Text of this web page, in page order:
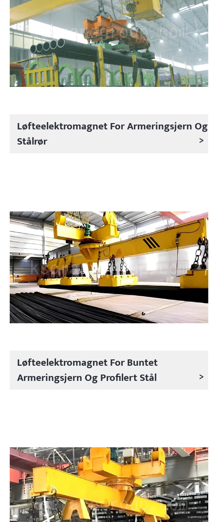
Løfteelektromagnet For Armeringsjern Og
Stålrør
>
Løfteelektromagnet For Buntet
Armeringsjern Og Profilert Stål
>